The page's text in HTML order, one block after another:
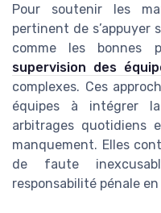
Pour soutenir les
pertinent de s’appuyer
comme les bonnes
supervision des
complexes. Ces
équipes à intégrer
arbitrages quotidiens
manquement. Elles
de faute
responsabilité pénale